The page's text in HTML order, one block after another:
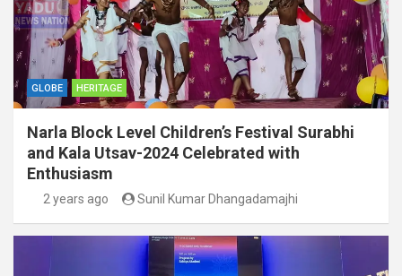
GLOBE HERITAGE
Narla Block Level Children’s Festival Surabhi
and Kala Utsav-2024 Celebrated with
Enthusiasm
2 years ago Sunil Kumar Dhangadamajhi